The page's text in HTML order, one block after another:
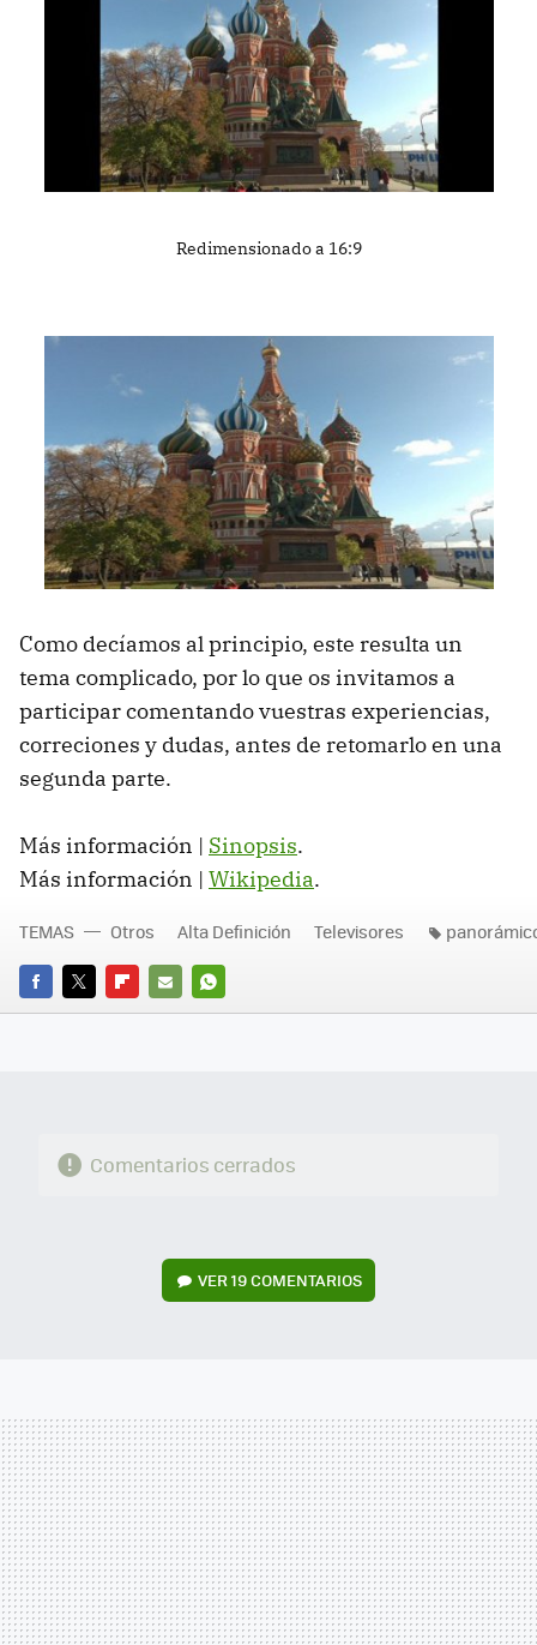
Redimensionado a 16:9
Como decíamos al principio, este resulta un
tema complicado, por lo que os invitamos a
participar comentando vuestras experiencias,
correciones y dudas, antes de retomarlo en una
segunda parte.
Más información | Sinopsis.
Más información | Wikipedia.
FACEBOOK
TWITTERFLIPBOARD
E-
WHATSAPP
TEMAS Otros Alta Definición Televisores
Comentarios cerrados
VER19 COMENTARIOS